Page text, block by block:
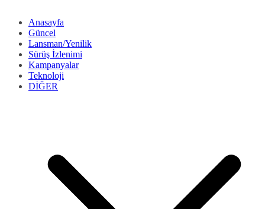
Anasayfa
Güncel
Lansman/Yenilik
Sürüş İzlenimi
Kampanyalar
Teknoloji
DİĞER